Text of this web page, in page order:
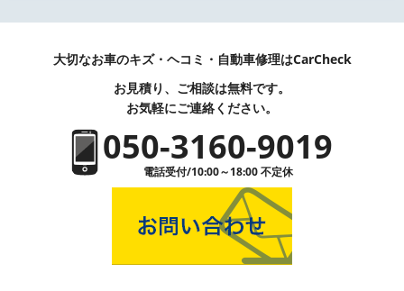
大切なお車のキズ・ヘコミ・自動車修理はCarCheck
お見積り、ご相談は無料です。
お気軽にご連絡ください。
050-3160-9019
電話受付/10:00～18:00 不定休